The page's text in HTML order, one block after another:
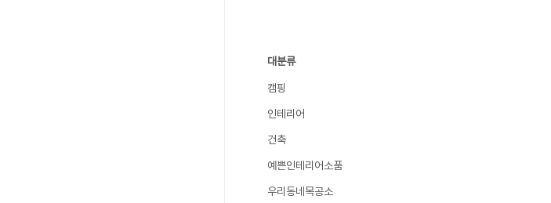
대분류
캠핑
인테리어
건축
예쁜인테리어소품
우리동네목공소